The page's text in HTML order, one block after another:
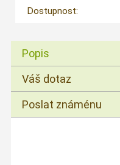
Dostupnost:
Popis
Váš dotaz
Poslat známénu